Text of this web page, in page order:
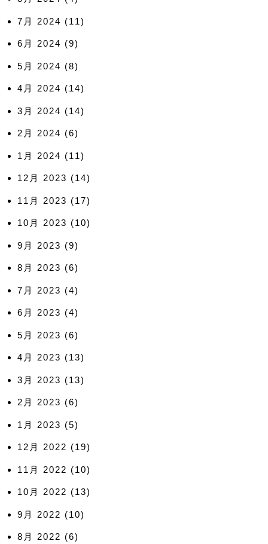
7月 2024 (11)
6月 2024 (9)
5月 2024 (8)
4月 2024 (14)
3月 2024 (14)
2月 2024 (6)
1月 2024 (11)
12月 2023 (14)
11月 2023 (17)
10月 2023 (10)
9月 2023 (9)
8月 2023 (6)
7月 2023 (4)
6月 2023 (4)
5月 2023 (6)
4月 2023 (13)
3月 2023 (13)
2月 2023 (6)
1月 2023 (5)
12月 2022 (19)
11月 2022 (10)
10月 2022 (13)
9月 2022 (10)
8月 2022 (6)